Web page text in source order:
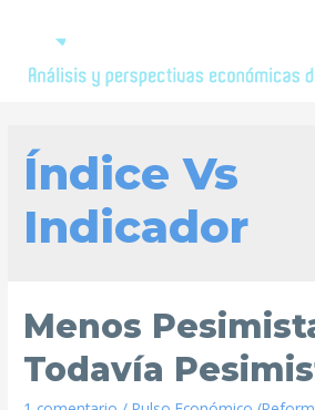
Índice Vs
Indicador
Menos
Todavía